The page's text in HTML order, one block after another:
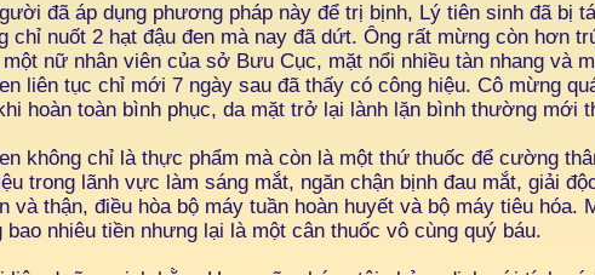
đã áp dụng phương pháp này để trị bịnh, Lý tiên sinh đã bị
chỉ nuốt 2 hạt đậu đen mà nay đã dứt. Ông rất mừng còn hơn
nữ nhân viên của sở Bưu Cục, mặt nổi nhiều tàn nhang và
liên tục chỉ mới 7 ngày sau đã thấy có công hiệu. Cô mừng
hoàn toàn bình phục, da mặt trở lại lành lặn bình thường mới
không chỉ là thực phẩm mà còn là một thứ thuốc để cường
trong lãnh vực làm sáng mắt, ngăn chận bịnh đau mắt, giải
và thận, điều hòa bộ máy tuần hoàn huyết và bộ máy tiêu hóa.
bao nhiêu tiền nhưng lại là một cân thuốc vô cùng quý báu.